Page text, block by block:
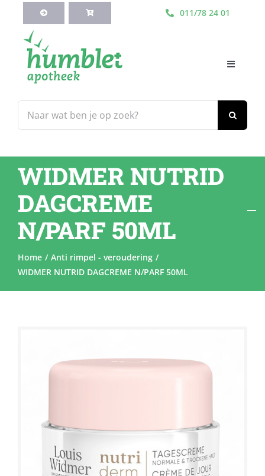
inhoud
011/78 24 01
naar:
Toggle
Webshop
Blog
Diensten
WIDMER NUTRID
DAGCREME
N/PARF 50ML
Home
Anti rimpel - veroudering
WIDMER NUTRID DAGCREME N/PARF 50ML